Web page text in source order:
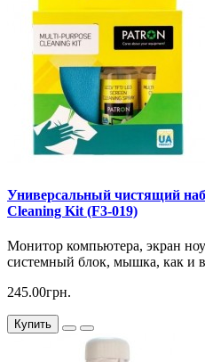
Универсальный чистящий
Cleaning Kit (F3-019)
Монитор компьютера, экран
системный блок, мышка, как и
245.00грн.
Купить